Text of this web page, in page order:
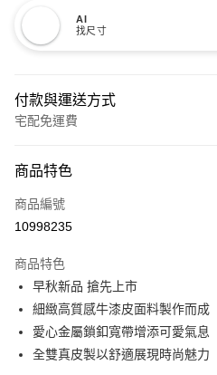
AI
找尺寸
付款與運送方式
宅配免運費
信用卡一次付款
信用卡分期付款
合作金庫商業銀行
華南商業銀行
上海商業儲蓄銀行
國泰世華商業銀行
臺灣中小企業銀行
6 期 0 利率 每期
華南商業銀行
上海商業儲蓄銀行
國泰世華商業銀行
12 期 0 利率 每期
合作金庫商業銀行
上海商業儲蓄銀行
LINE Pay
Apple Pay
商品特色
商品編號
10998235
商品特色
早秋新品 搶先上市
細緻高質感牛漆皮面料製作而成
愛心金屬鎖釦寬帶增添可愛氣息
全雙真皮製以舒適展現時尚魅力